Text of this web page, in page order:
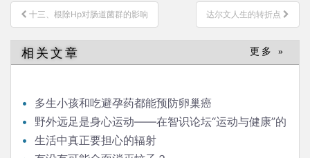
文
章
导
航
十三、根除Hp对肠道菌群的影响 达尔文人生的转折点
相关文章 更多 »
多生小孩和吃避孕药都能预防卵巢癌
野外远足是身心运动——在智识论坛“运动与健康”的
发言生活中真正要担心的辐射